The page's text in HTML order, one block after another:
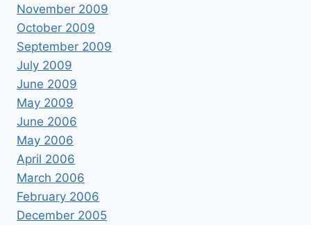
November 2009
October 2009
September 2009
July 2009
June 2009
May 2009
June 2006
May 2006
April 2006
March 2006
February 2006
December 2005